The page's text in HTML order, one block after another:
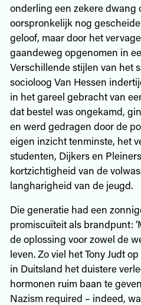
onderling een zekere dwang
oorspronkelijk nog
geloof, maar door het
gaandeweg opgenomen in
Verschillende stijlen van het
socioloog Van Hessen
in het gareel gebracht van
dat bestel was ongekamd,
en werd gedragen door de
eigen inzicht tenminste, het
studenten, Dijkers en
kortzichtigheid van de
langharigheid van de jeugd.
Die generatie had een
promiscuïteit als brandpunt:
de oplossing voor zowel de
leven. Zo viel het Tony Judt
in Duitsland het duistere
hormonen ruim baan te
Nazism required – indeed,